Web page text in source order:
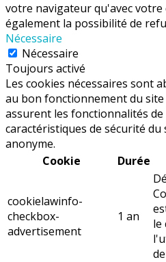
votre navigateur qu'avec votre
également la possibilité de
Nécessaire
Nécessaire
Toujours activé
Les cookies nécessaires sont
au bon fonctionnement du site
assurent les fonctionnalités de
caractéristiques de sécurité du
anonyme.
Cookie
Durée
cookielawinfo-
checkbox-
advertisement
1 an
le